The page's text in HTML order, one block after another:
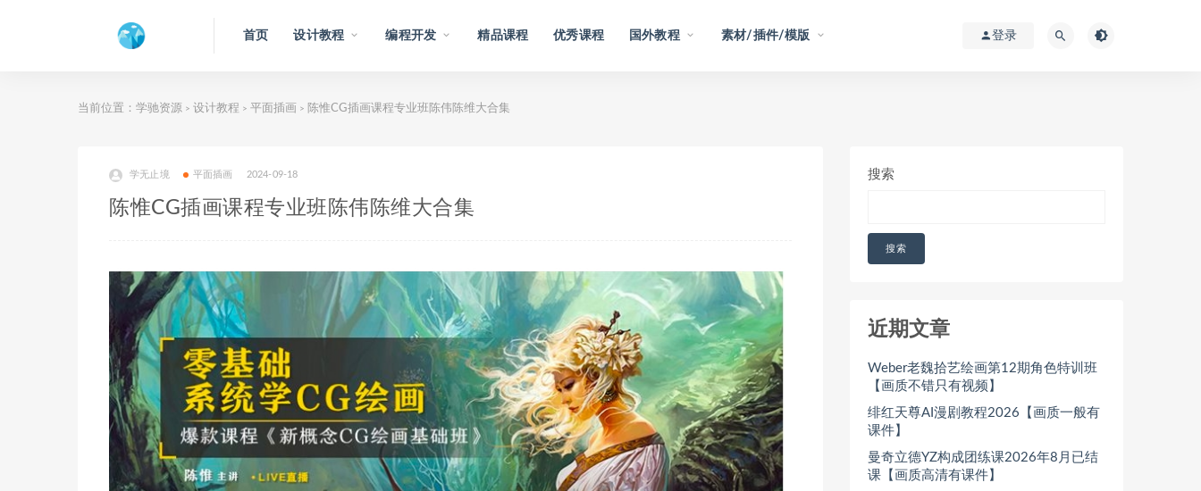
首页 设计教程 编程开发 精品课程 优秀课程 国外教程 素材/插件/模版 登录
当前位置： 学驰资源 > 设计教程 > 平面插画 > 陈惟CG插画课程专业班陈伟陈维大合集
学无止境 平面插画 2024-09-18
陈惟CG插画课程专业班陈伟陈维大合集
搜索
搜索
近期文章
Weber老魏拾艺绘画第12期角色特训班
【画质不错只有视频】
绯红天尊AI漫剧教程2026【画质一般有
课件】
曼奇立德YZ构成团练课2026年8月已结
课【画质高清有课件】